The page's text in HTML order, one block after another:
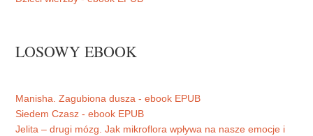
LOSOWY EBOOK
Manisha. Zagubiona dusza - ebook EPUB
Siedem Czasz - ebook EPUB
Jelita – drugi mózg. Jak mikroflora wpływa na nasze emocje i